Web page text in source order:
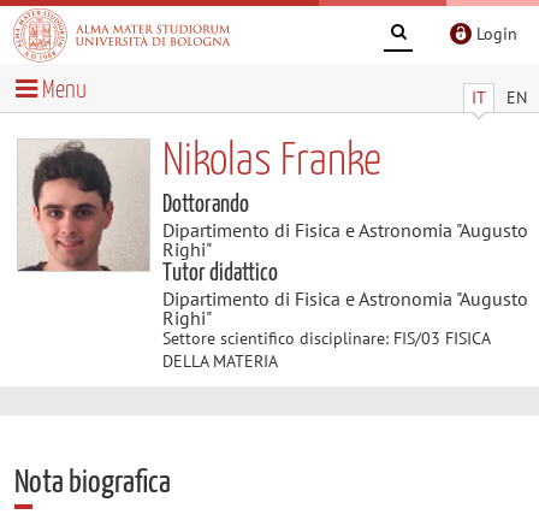
Login
IT EN
Menu
Nikolas Franke
Dottorando
Dipartimento di Fisica e Astronomia "Augusto
Righi"
Tutor didattico
Dipartimento di Fisica e Astronomia "Augusto
Righi"
Settore scientifico disciplinare: FIS/03 FISICA
DELLA MATERIA
Nota biografica